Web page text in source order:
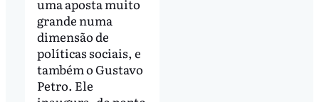
uma aposta muito
grande numa
dimensão de
políticas sociais, e
também o Gustavo
Petro. Ele